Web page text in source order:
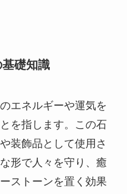
礎知識
エネルギーや運気を
を指します。この石
装飾品として使用さ
形で人々を守り、癒
ストーンを置く効果